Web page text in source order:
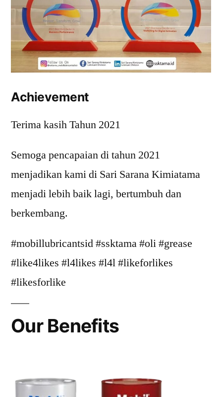
Achievement
Terima kasih Tahun 2021
Semoga pencapaian di tahun 2021
menjadikan kami di Sari Sarana Kimiatama
menjadi lebih baik lagi, bertumbuh dan
berkembang.
#mobillubricantsid #ssktama #oli #grease
#like4likes #l4likes #l4l #likeforlikes
#likesforlike
Our Benefits